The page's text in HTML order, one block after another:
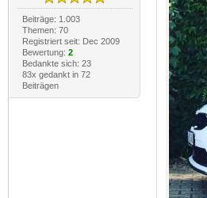
Beiträge: 1.003
Themen: 70
Registriert seit: Dec 2009
Bewertung: 2
Bedankte sich: 23
83x gedankt in 72
Beiträgen